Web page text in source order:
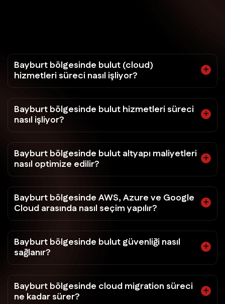
Bayburt bölgesinde bulut (cloud)
hizmetleri süreci nasıl işliyor?
Bayburt bölgesinde bulut hizmetleri süreci
nasıl işliyor?
Bayburt bölgesinde bulut altyapı maliyetleri
nasıl optimize edilir?
Bayburt bölgesinde AWS, Azure ve Google
Cloud arasında nasıl seçim yapılır?
Bayburt bölgesinde bulut güvenliği nasıl
sağlanır?
Bayburt bölgesinde cloud migration süreci
ne kadar sürer?